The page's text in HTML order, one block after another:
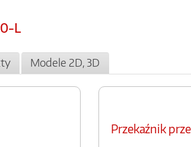
L
Modele 2D, 3D
Przekaźnik